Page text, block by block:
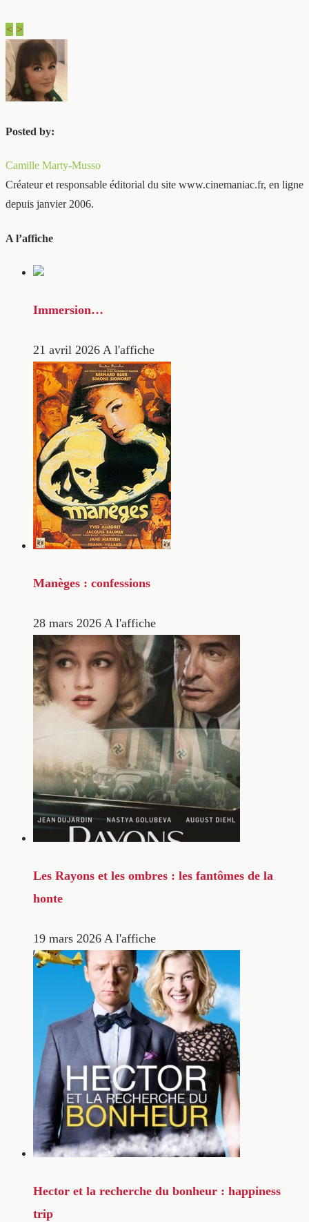
< >
Posted by:
Camille Marty-Musso
Créateur et responsable éditorial du site www.cinemaniac.fr, en ligne
depuis janvier 2006.
A l’affiche
Immersion…
21 avril 2026 A l'affiche
Manèges : confessions
28 mars 2026 A l'affiche
Les Rayons et les ombres : les fantômes de la
honte
19 mars 2026 A l'affiche
Hector et la recherche du bonheur : happiness
trip